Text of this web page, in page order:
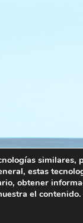
estas
obtener
el